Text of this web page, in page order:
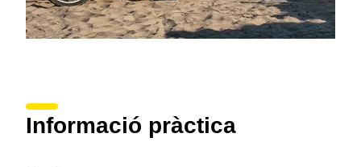
Informació pràctica